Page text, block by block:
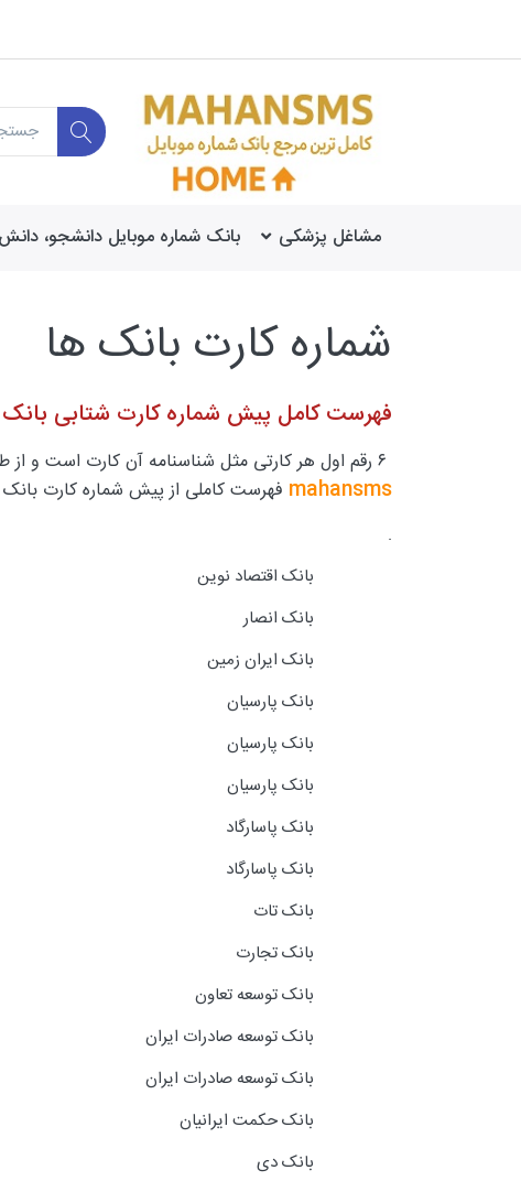
مشاغل پزشکی بانک شماره موبایل دانشجو،
شماره کارت بانک ها
فهرست کامل پیش شماره کارت شتابی بانک
mahansms فهرست کاملی از پیش شماره کارت
.
بانک اقتصاد نوین
بانک انصار
بانک ایران زمین
بانک پارسیان
بانک پارسیان
بانک پارسیان
بانک پاسارگاد
بانک پاسارگاد
بانک تات
بانک تجارت
بانک توسعه تعاون
بانک توسعه صادرات ایران
بانک توسعه صادرات ایران
بانک حکمت ایرانیان
بانک دی